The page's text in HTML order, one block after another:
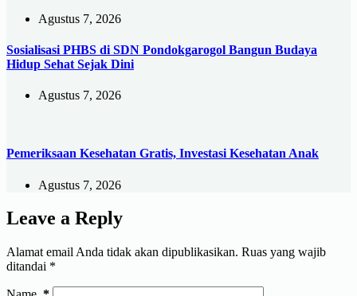
Agustus 7, 2026
Sosialisasi PHBS di SDN Pondokgarogol Bangun Budaya
Hidup Sehat Sejak Dini
Agustus 7, 2026
Pemeriksaan Kesehatan Gratis, Investasi Kesehatan Anak
Agustus 7, 2026
Leave a Reply
Alamat email Anda tidak akan dipublikasikan. Ruas yang wajib
ditandai *